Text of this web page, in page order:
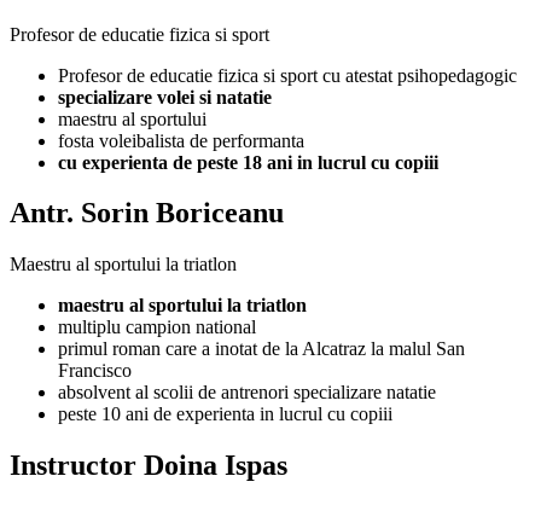
Profesor de educatie fizica si sport
Profesor de educatie fizica si sport cu atestat psihopedagogic
specializare volei si natatie
maestru al sportului
fosta voleibalista de performanta
cu experienta de peste 18 ani in lucrul cu copiii
Antr. Sorin Boriceanu
Maestru al sportului la triatlon
maestru al sportului la triatlon
multiplu campion national
primul roman care a inotat de la Alcatraz la malul San
Francisco
absolvent al scolii de antrenori specializare natatie
peste 10 ani de experienta in lucrul cu copiii
Instructor Doina Ispas